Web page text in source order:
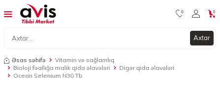
Axtar
0 0
Əsas səhifə
Vitamin və sağlamlıq
Bioloji fəallığa malik qida əlavələri
Digər qida əlavələri
Ocean Selenium N30 Tb